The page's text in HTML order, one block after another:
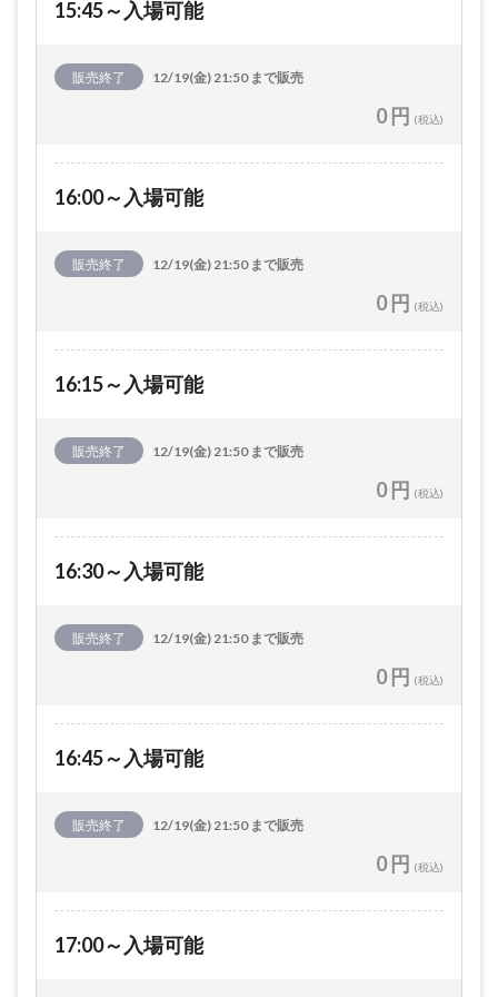
15:45～入場可能
販売終了 12/19(金) 21:50 まで販売
0 円 (税込)
16:00～入場可能
販売終了 12/19(金) 21:50 まで販売
0 円 (税込)
16:15～入場可能
販売終了 12/19(金) 21:50 まで販売
0 円 (税込)
16:30～入場可能
販売終了 12/19(金) 21:50 まで販売
0 円 (税込)
16:45～入場可能
販売終了 12/19(金) 21:50 まで販売
0 円 (税込)
17:00～入場可能